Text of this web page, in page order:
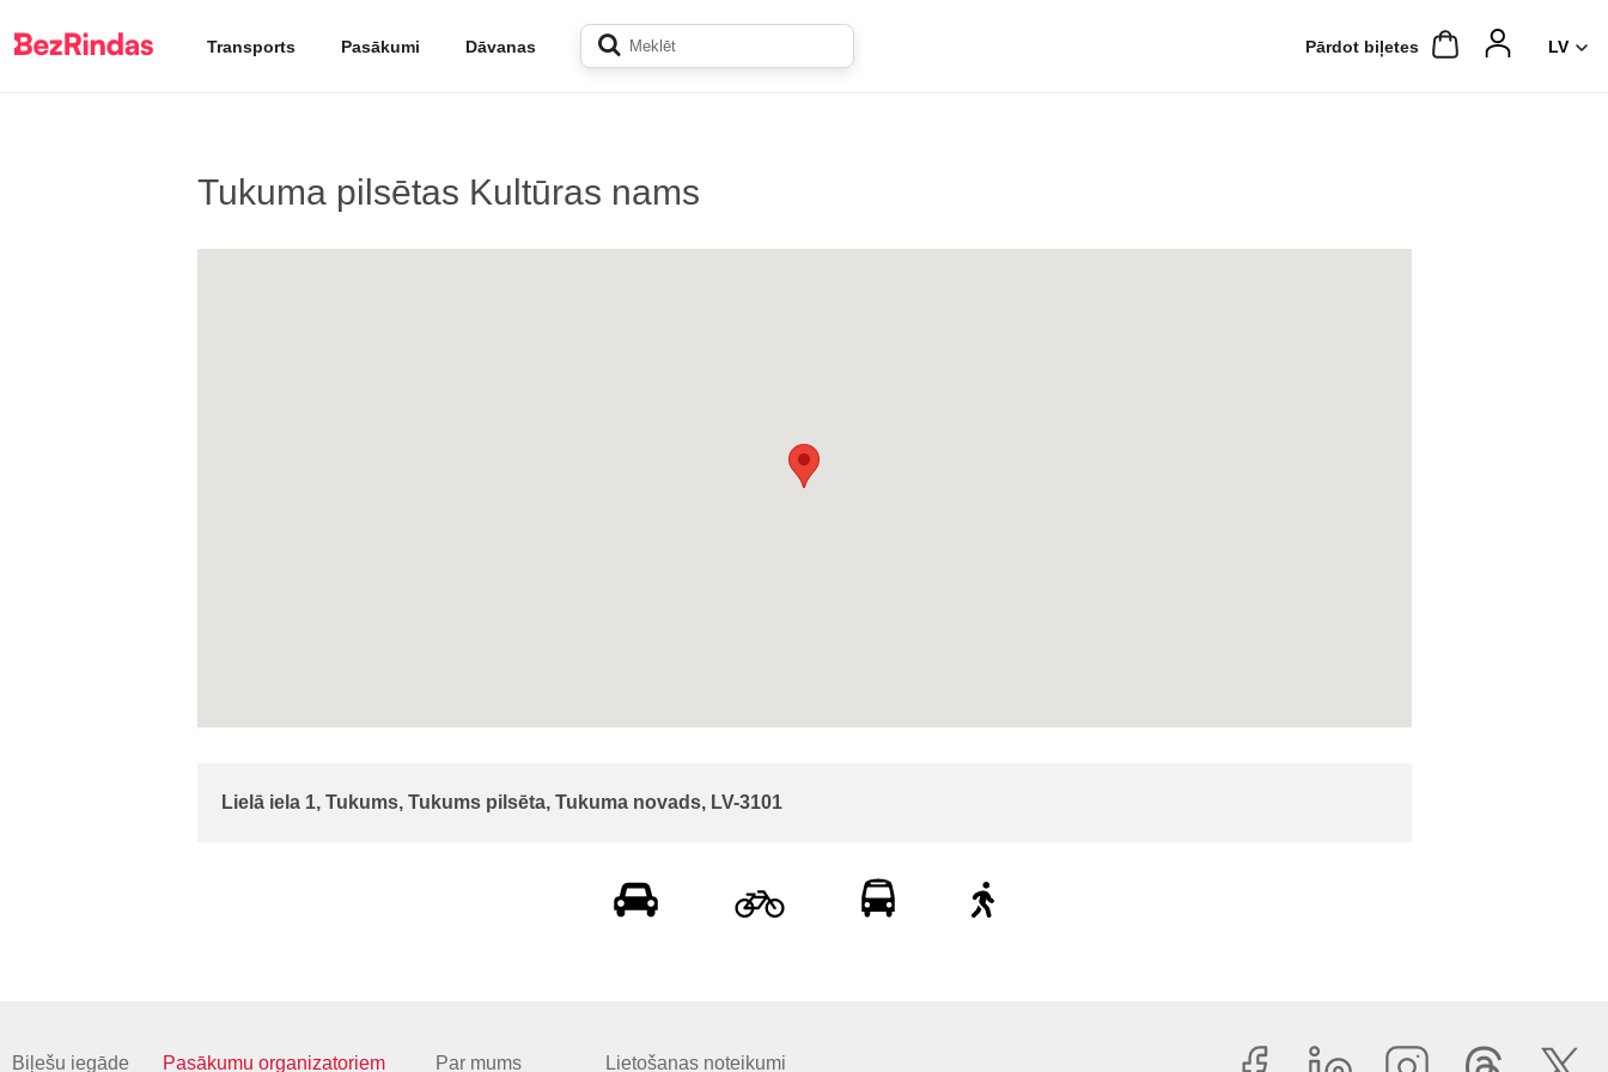
Transports Pasākumi Dāvanas Pārdot biļetes
Tukuma pilsētas Kultūras nams
Lielā iela 1, Tukums, Tukums pilsēta, Tukuma novads, LV-3101
Biļešu iegāde Pasākumu organizatoriem Par mums Lietošanas noteikumi